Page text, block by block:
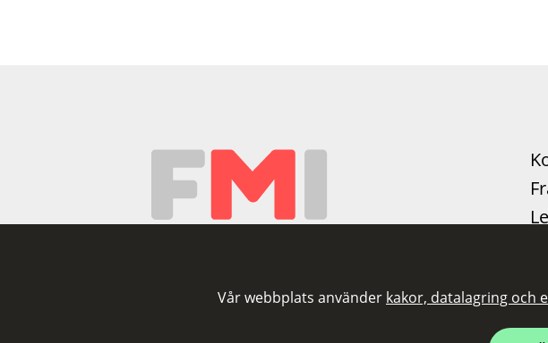
Vår webbplats använder kakor, datalagring och